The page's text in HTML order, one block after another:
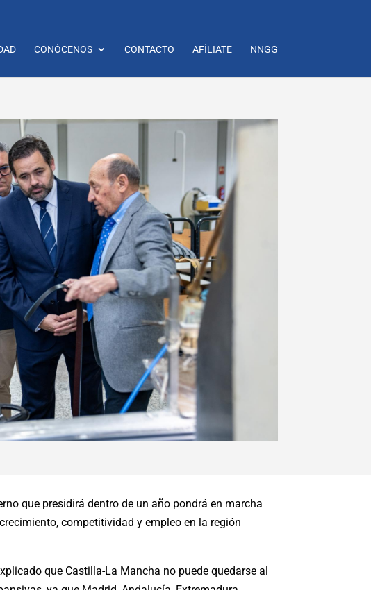
CONÓCENOS CONTACTO AFÍLIATE NNGG
que presidirá dentro de un año pondrá en marcha
competitividad y empleo en la región
que Castilla-La Mancha no puede quedarse al